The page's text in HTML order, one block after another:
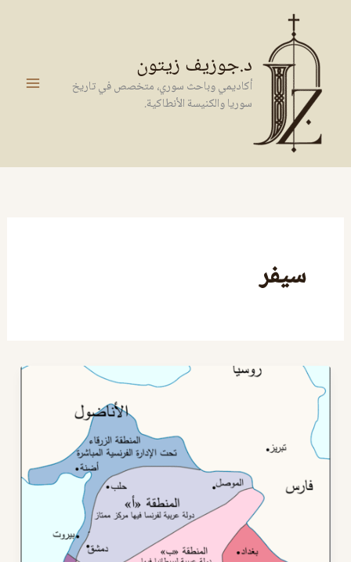
المحتوى
د.جوزيف زيتون
أكاديمي وباحث سوري، متخصص في تاريخ
سوريا والكنيسة الأنطاكية.
سيفر